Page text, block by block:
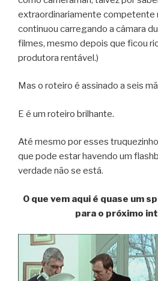
extraordinariamente competente
continuou carregando a câmara
filmes, mesmo depois que ficou
produtora rentável.)
Mas o roteiro é assinado a seis
E é um roteiro brilhante.
Até mesmo por esses
que pode estar havendo um
verdade não se está.
O que vem aqui é quase um
para o próximo